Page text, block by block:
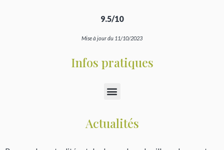
9.5/10
Mise à jour du 11/10/2023
Infos pratiques
Actualités